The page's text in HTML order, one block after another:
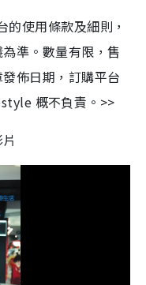
使用條款及細則，
準。數量有限，售
佈日期，訂購平台
概不負責。>>